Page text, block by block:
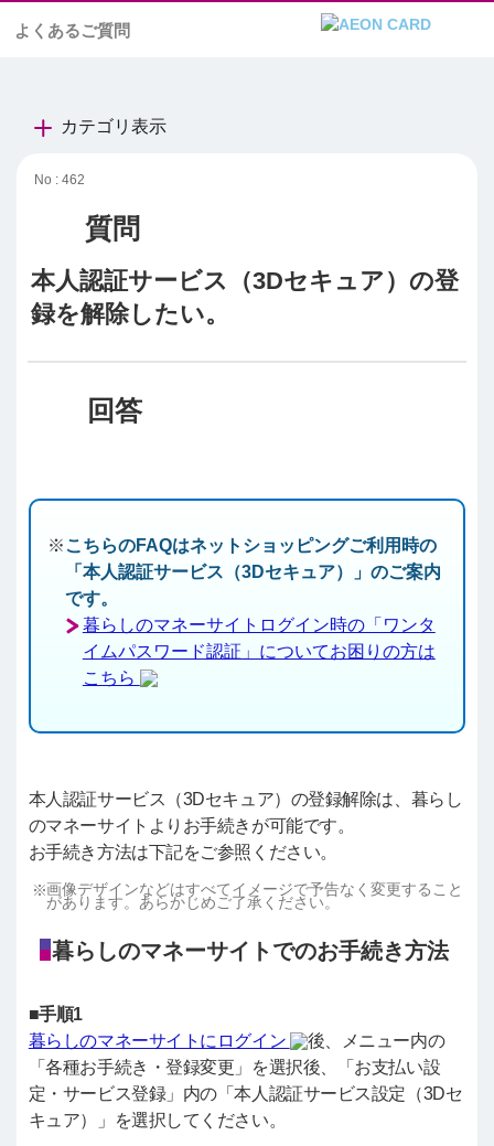
よくあるご質問
カテゴリ表示
No : 462
本人認証サービス（3Dセキュア）の登
録を解除したい。
こちらのFAQはネットショッピングご利用時の
「本人認証サービス（3Dセキュア）」のご案内
です。
暮らしのマネーサイトログイン時の「ワンタ
イムパスワード認証」についてお困りの方は
こちら
本人認証サービス（3Dセキュア）の登録解除は、暮らし
のマネーサイトよりお手続きが可能です。
お手続き方法は下記をご参照ください。
画像デザインなどはすべてイメージで予告なく変更すること
があります。あらかじめご了承ください。
暮らしのマネーサイトでのお手続き方法
■手順1
暮らしのマネーサイトにログイン
後、メニュー内の
「各種お手続き・登録変更」を選択後、「お支払い設
定・サービス登録」内の「本人認証サービス設定（3Dセ
キュア）」を選択してください。